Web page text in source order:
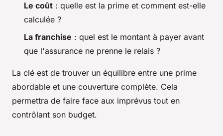
Le coût : quelle est la prime et comment est-elle
calculée ?
La franchise : quel est le montant à payer avant
que l'assurance ne prenne le relais ?
La clé est de trouver un équilibre entre une prime
abordable et une couverture complète. Cela
permettra de faire face aux imprévus tout en
contrôlant son budget.